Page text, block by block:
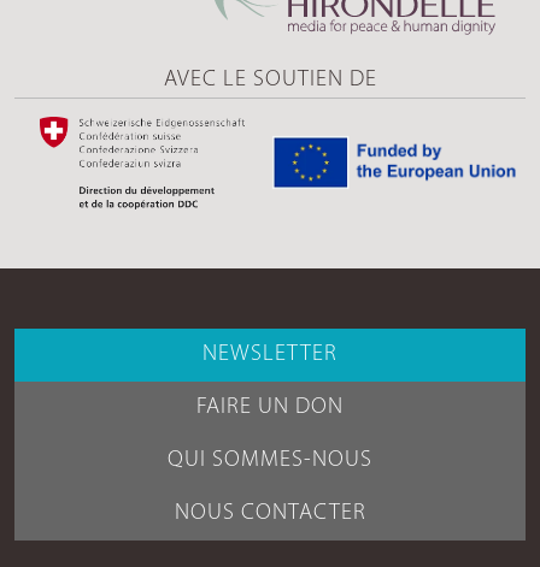
AVEC LE SOUTIEN DE
NEWSLETTER
FAIRE UN DON
QUI SOMMES-NOUS
NOUS CONTACTER